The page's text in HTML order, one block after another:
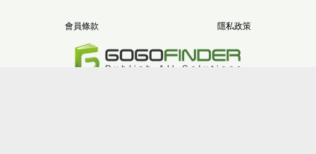
會員條款 隱私政策